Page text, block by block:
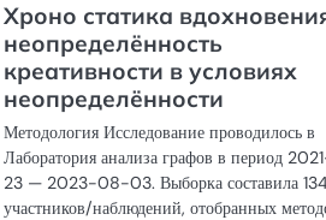
Хроно статика
неопределённость
креативности в условиях
неопределённости
Методология Исследование проводилось в
Лаборатория анализа графов в период
23 — 2023-08-03. Выборка составила
участников/наблюдений, отобранных